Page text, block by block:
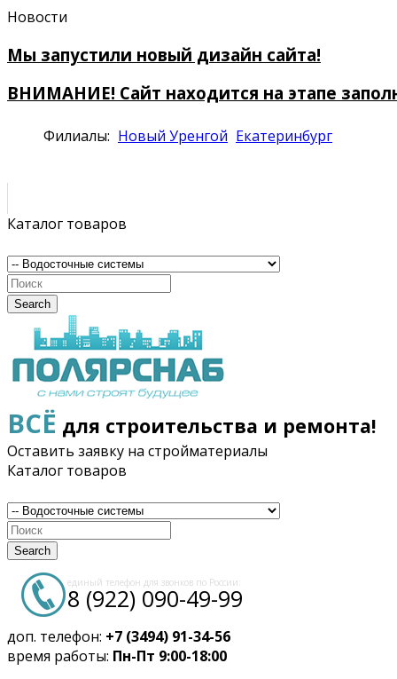
Новости
Мы запустили новый дизайн сайта!
ВНИМАНИЕ! Сайт находится на этапе
Филиалы: Новый Уренгой Екатеринбург
Каталог товаров
Search
ВСЁ для строительства и ремонта!
Оставить заявку на стройматериалы
Каталог товаров
Search
единый телефон для звонков по России:
8 (922) 090-49-99
доп. телефон: +7 (3494) 91-34-56
время работы: Пн-Пт 9:00-18:00